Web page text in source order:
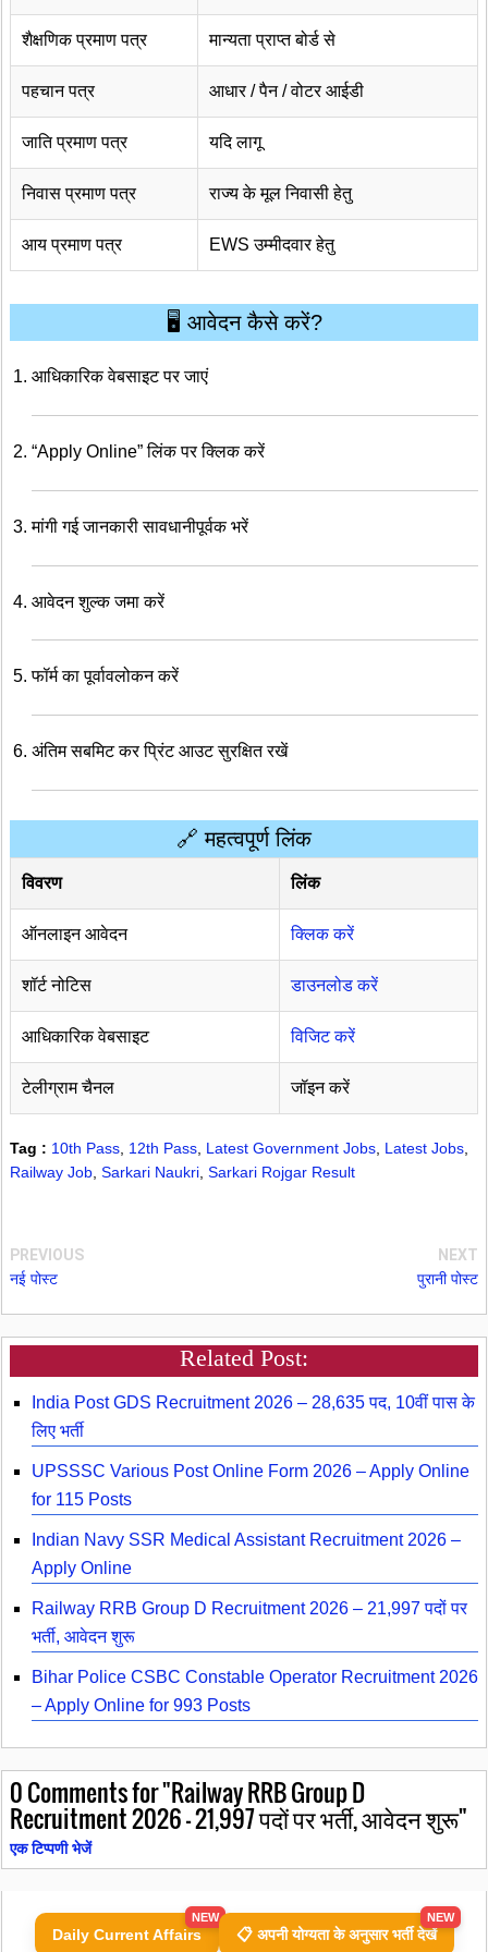
शैक्षणिक प्रमाण पत्र मान्यता प्राप्त बोर्ड से
पहचान पत्र आधार / पैन / वोटर आईडी
जाति प्रमाण पत्र यदि लागू
निवास प्रमाण पत्र राज्य के मूल निवासी हेतु
आय प्रमाण पत्र EWS उम्मीदवार हेतु
🖥️ आवेदन कैसे करें?
आधिकारिक वेबसाइट पर जाएं
“Apply Online” लिंक पर क्लिक करें
मांगी गई जानकारी सावधानीपूर्वक भरें
आवेदन शुल्क जमा करें
फॉर्म का पूर्वावलोकन करें
अंतिम सबमिट कर प्रिंट आउट सुरक्षित रखें
🔗 महत्वपूर्ण लिंक
विवरण लिंक
ऑनलाइन आवेदन क्लिक करें
शॉर्ट नोटिस डाउनलोड करें
आधिकारिक वेबसाइट विजिट करें
टेलीग्राम चैनल जॉइन करें
Tag : 10th Pass 12th Pass Latest Government Jobs Latest Jobs
Railway Job Sarkari Naukri Sarkari Rojgar Result
PREVIOUS
नई पोस्ट
NEXT
पुरानी पोस्ट
Related Post:
India Post GDS Recruitment 2026 – 28,635 पद, 10वीं पास के
लिए भर्ती
UPSSSC Various Post Online Form 2026 – Apply Online
for 115 Posts
Indian Navy SSR Medical Assistant Recruitment 2026 –
Apply Online
Railway RRB Group D Recruitment 2026 – 21,997 पदों पर
भर्ती, आवेदन शुरू
Bihar Police CSBC Constable Operator Recruitment 2026
– Apply Online for 993 Posts
0Comments for "Railway RRB Group D
Recruitment 2026 – 21,997 पदों पर भर्ती, आवेदन शुरू"
एक टिप्पणी भेजें
Daily Current Affairs
NEW
📋 अपनी योग्यता के अनुसार भर्ती देखें
NEW